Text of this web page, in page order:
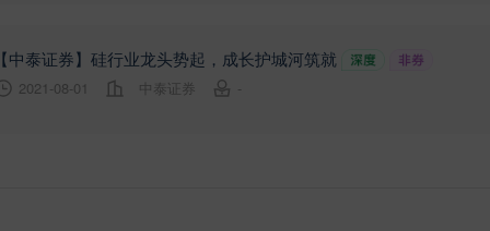
中泰证券】硅行业龙头势起，成长护城河筑就
2021-08-01 中泰证券 -